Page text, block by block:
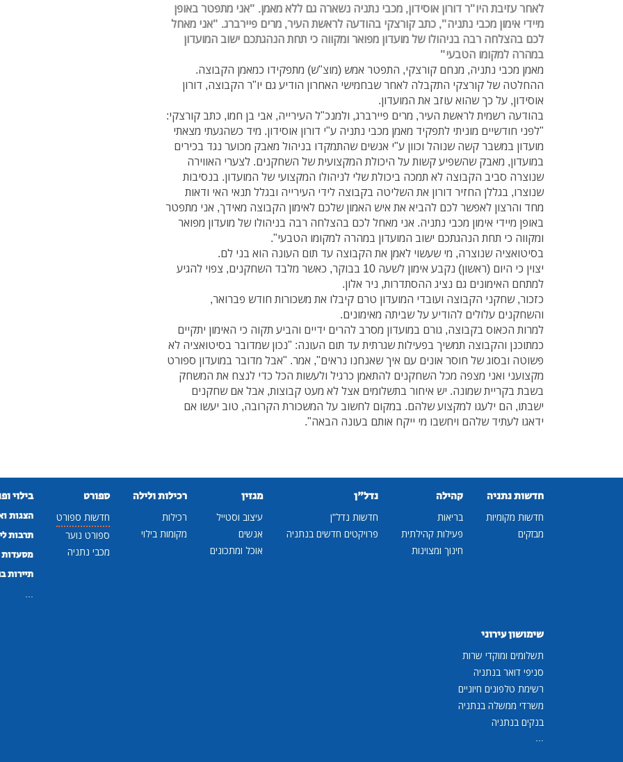
לאחר עזיבת היו"ר דורון אוסידון, מכבי נתניה נשארה גם ללא מאמן. "אני מתפטר באופן
מיידי אימון מכבי נתניה", כתב קורצקי בהודעה לראשת העיר, מרים פיירברג. "אני מאחל
לכם בהצלחה רבה בניהולו של מועדון מפואר ומקווה כי תחת הנהגתכם ישוב המועדון
במהרה למקומו הטבעי"
מאמן מכבי נתניה, מנחם קורצקי, התפטר אמש (מוצ"ש) מתפקידו כמאמן הקבוצה.
ההחלטה של קורצקי התקבלה לאחר שבחמישי האחרון הודיע גם יו"ר הקבוצה, דורון
אוסידון, על כך שהוא עוזב את המועדון.
בהודעה רשמית לראשת העיר, מרים פיירברג, ולמנכ"ל העירייה, אבי בן חמו, כתב קורצקי:
"לפני חודשיים מוניתי לתפקיד מאמן מכבי נתניה ע"י דורון אוסידון. מיד כשהגעתי מצאתי
מועדון במשבר קשה שנוהל וכוון ע"י אנשים שהתמקדו בניהול מאבק מכוער נגד בכירים
במועדון, מאבק שהשפיע קשות על היכולת המקצועית של השחקנים. לצערי האווירה
שנוצרה סביב הקבוצה לא תמכה ביכולת שלי לניהולו המקצועי של המועדון. בנסיבות
שנוצרו, בגללן החזיר דורון את השליטה בקבוצה לידי העירייה ובגלל תנאי האי ודאות
מחד והרצון לאפשר לכם להביא את איש האמון שלכם לאימון הקבוצה מאידך, אני מתפטר
באופן מיידי אימון מכבי נתניה. אני מאחל לכם בהצלחה רבה בניהולו של מועדון מפואר
ומקווה כי תחת הנהגתכם ישוב המועדון במהרה למקומו הטבעי".
בסיטואציה שנוצרה, מי שעשוי לאמן את הקבוצה עד תום העונה הוא בני לם.
יצוין כי היום (ראשון) נקבע אימון לשעה 10 בבוקר, כאשר מלבד השחקנים, צפוי להגיע
למתחם האימונים גם נציג ההסתדרות, ניר אלון.
כזכור, שחקני הקבוצה ועובדי המועדון טרם קיבלו את משכורות חודש פברואר,
והשחקנים עלולים להודיע על שביתה מאימונים.
למרות הכאוס בקבוצה, גורם במועדון מסרב להרים ידיים והביע תקוה כי האימון יתקיים
כמתוכנן והקבוצה תמשיך בפעילות שגרתית עד תום העונה: "נכון שמדובר בסיטואציה לא
פשוטה ובסוג של חוסר אונים עם איך שאנחנו נראים", אמר. "אבל מדובר במועדון ספורט
מקצועני ואני מצפה מכל השחקנים להתאמן כרגיל ולעשות הכל כדי לנצח את המשחק
בשבת בקריית שמונה. יש איחור בתשלומים אצל לא מעט קבוצות, אבל אם שחקנים
ישבתו, הם ילעגו למקצוע שלהם. במקום לחשוב על המשכורת הקרובה, טוב יעשו אם
ידאגו לעתיד שלהם ויחשבו מי ייקח אותם בעונה הבאה".
חדשות נתניה
חדשות מקומיות
מבזקים
קהילה
בריאות
פעילות קהילתית
חינוך ומצוינות
נדל"ן
חדשות נדל"ן
פרויקטים חדשים בנתניה
מגזין
עיצוב וסטייל
אנשים
אוכל ומתכונים
רכילות ולילה
רכילות
מקומות בילוי
ספורט
חדשות ספורט
ספורט נוער
מכבי נתניה
בילוי
הצגות
תרבות
מסעדות
תיירות
...
שימושון עירוני
תשלומים ומוקדי שרות
סניפי דואר בנתניה
רשימת טלפונים חיוניים
משרדי ממשלה בנתניה
בנקים בנתניה
...